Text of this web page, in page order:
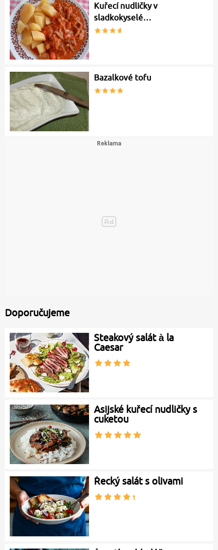
Kuřecí nudličky v
sladkokyselé…
Bazalkové tofu
Doporučujeme
Steakový salát à la
Caesar
Asijské kuřecí nudličky s
cuketou
Řecký salát s olivami